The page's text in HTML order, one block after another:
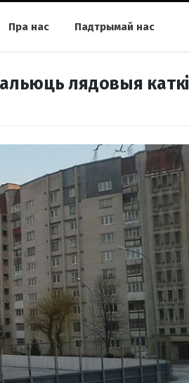
Пра нас
Падтрымай нас
лядовыя каткі